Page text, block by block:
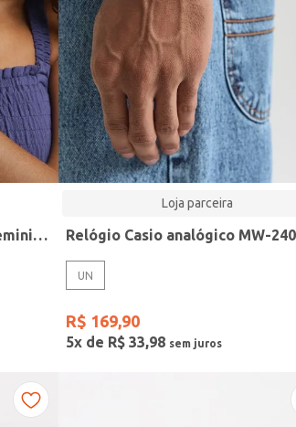
Relógio +Acessório Condor Feminino DOURADO
Loja parceira
UN
R$ 169,90
5x de R$ 33,98